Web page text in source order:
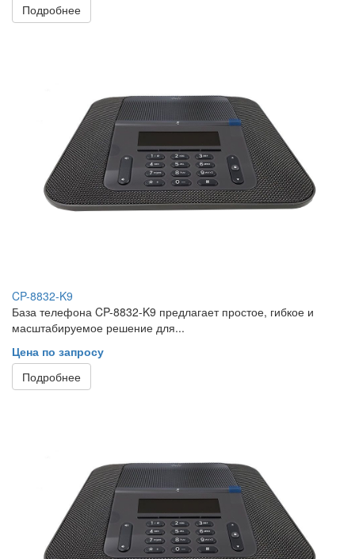
Подробнее
CP-8832-K9
База телефона CP-8832-K9 предлагает простое, гибкое и
масштабируемое решение для...
Цена по запросу
Подробнее